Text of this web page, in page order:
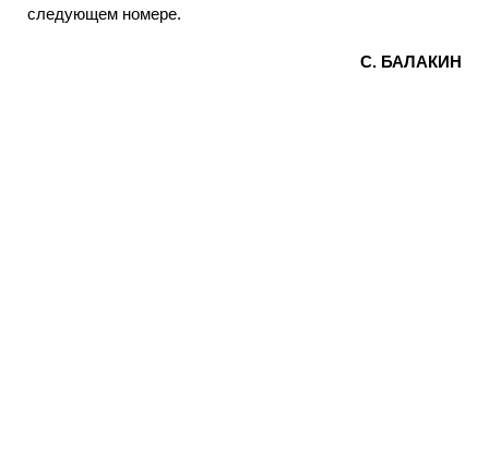
следующем номере.
С. БАЛАКИН